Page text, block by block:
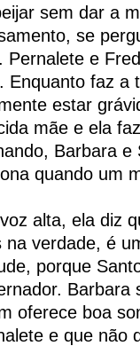
sem dar a
se
Pernalete e
Enquanto faz a
estar
mãe e ela
Barbara
quando um
alta, ela diz
na verdade, é
porque
Barbara
oferece boa
e que não